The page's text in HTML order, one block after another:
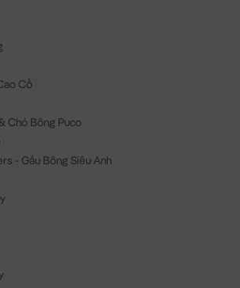
Cổ
Chó Bông Puco
- Gấu Bông Siêu Anh